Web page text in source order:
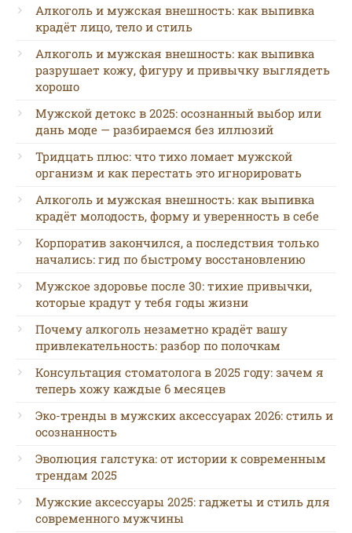
Алкоголь и мужская внешность: как выпивка
крадёт лицо, тело и стиль
Алкоголь и мужская внешность: как выпивка
разрушает кожу, фигуру и привычку выглядеть
хорошо
Мужской детокс в 2025: осознанный выбор или
дань моде — разбираемся без иллюзий
Тридцать плюс: что тихо ломает мужской
организм и как перестать это игнорировать
Алкоголь и мужская внешность: как выпивка
крадёт молодость, форму и уверенность в себе
Корпоратив закончился, а последствия только
начались: гид по быстрому восстановлению
Мужское здоровье после 30: тихие привычки,
которые крадут у тебя годы жизни
Почему алкоголь незаметно крадёт вашу
привлекательность: разбор по полочкам
Консультация стоматолога в 2025 году: зачем я
теперь хожу каждые 6 месяцев
Эко-тренды в мужских аксессуарах 2026: стиль и
осознанность
Эволюция галстука: от истории к современным
трендам 2025
Мужские аксессуары 2025: гаджеты и стиль для
современного мужчины